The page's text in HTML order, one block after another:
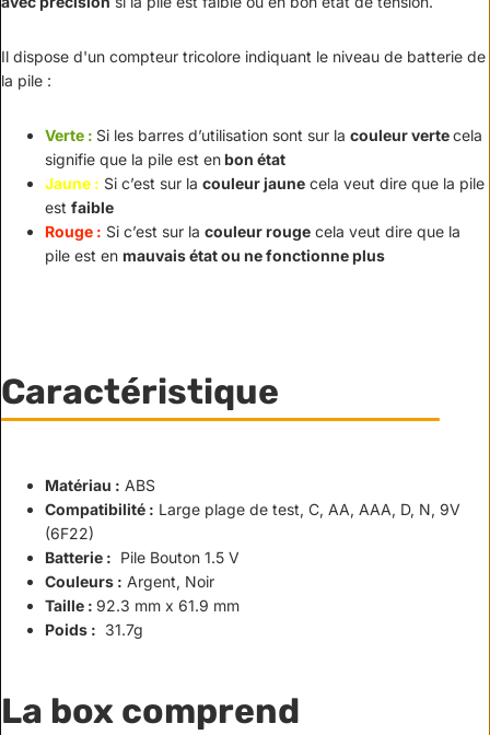
Il dispose d'un compteur tricolore indiquant le niveau de batterie de
la pile :
Verte : Si les barres d’utilisation sont sur la couleur vertecela
signifie que la pile est enbon état
Jaune : Si c’est sur la couleur jaune cela veut dire que la pile
est faible
Rouge : Si c’est sur la couleur rouge cela veut dire que la
pile est en mauvais état ou ne fonctionne plus
Caractéristique
Matériau : ABS
Compatibilité : Large plage de test, C, AA, AAA, D, N, 9V
(6F22)
Batterie : Pile Bouton 1.5 V
Couleurs : Argent, Noir
Taille : 92.3 mm x 61.9 mm
Poids : 31.7g
La box comprend